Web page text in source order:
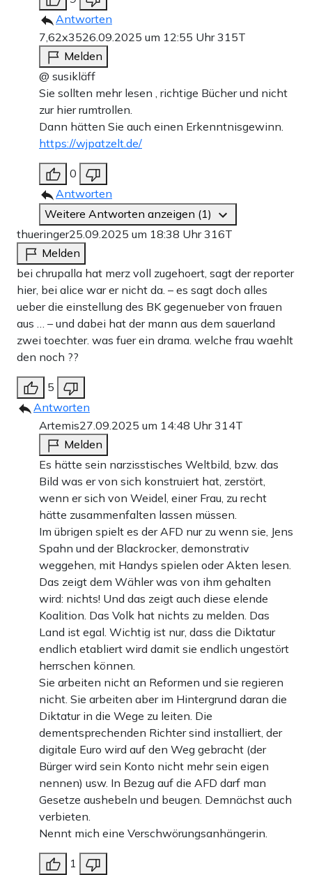
Antworten
7,62x3526.09.2025 um 12:55 Uhr315T
Melden
@ susikläff
Sie sollten mehr lesen , richtige Bücher und nicht
zur hier rumtrollen.
Dann hätten Sie auch einen Erkenntnisgewinn.
https://wjpatzelt.de/
0
Antworten
Weitere Antworten anzeigen (1)
thueringer25.09.2025 um 18:38 Uhr316T
Melden
bei chrupalla hat merz voll zugehoert, sagt der reporter
hier, bei alice war er nicht da. – es sagt doch alles
ueber die einstellung des BK gegenueber von frauen
aus … – und dabei hat der mann aus dem sauerland
zwei toechter. was fuer ein drama. welche frau waehlt
den noch ??
5
Antworten
Artemis27.09.2025 um 14:48 Uhr314T
Melden
Es hätte sein narzisstisches Weltbild, bzw. das
Bild was er von sich konstruiert hat, zerstört,
wenn er sich von Weidel, einer Frau, zu recht
hätte zusammenfalten lassen müssen.
Im übrigen spielt es der AFD nur zu wenn sie, Jens
Spahn und der Blackrocker, demonstrativ
weggehen, mit Handys spielen oder Akten lesen.
Das zeigt dem Wähler was von ihm gehalten
wird: nichts! Und das zeigt auch diese elende
Koalition. Das Volk hat nichts zu melden. Das
Land ist egal. Wichtig ist nur, dass die Diktatur
endlich etabliert wird damit sie endlich ungestört
herrschen können.
Sie arbeiten nicht an Reformen und sie regieren
nicht. Sie arbeiten aber im Hintergrund daran die
Diktatur in die Wege zu leiten. Die
dementsprechenden Richter sind installiert, der
digitale Euro wird auf den Weg gebracht (der
Bürger wird sein Konto nicht mehr sein eigen
nennen) usw. In Bezug auf die AFD darf man
Gesetze aushebeln und beugen. Demnächst auch
verbieten.
Nennt mich eine Verschwörungsanhängerin.
1